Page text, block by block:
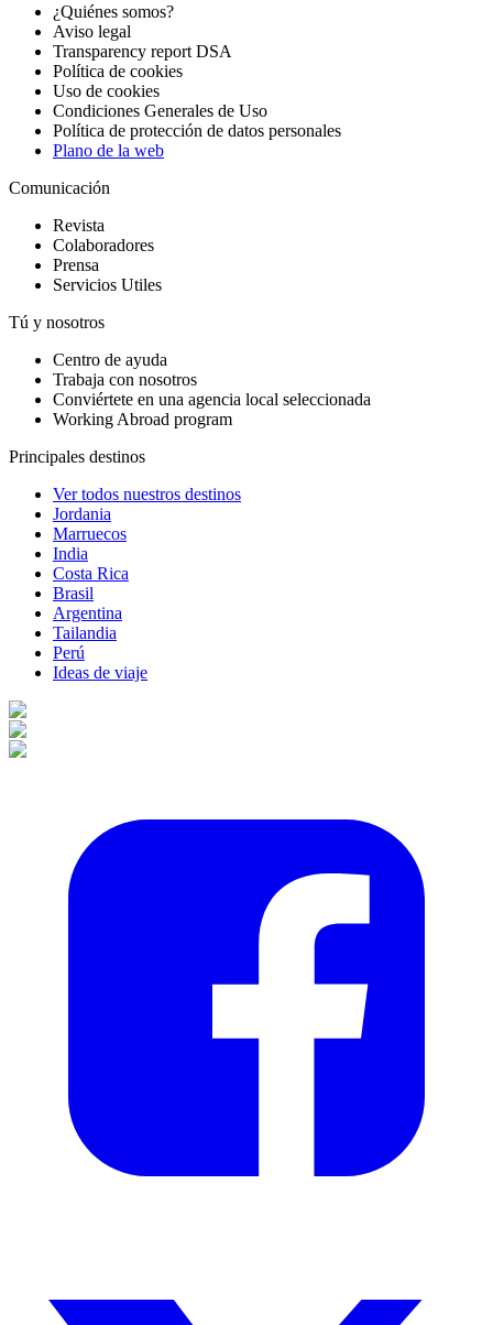
¿Quiénes somos?
Aviso legal
Transparency report DSA
Política de cookies
Uso de cookies
Condiciones Generales de Uso
Política de protección de datos personales
Plano de la web
Comunicación
Revista
Colaboradores
Prensa
Servicios Utiles
Tú y nosotros
Centro de ayuda
Trabaja con nosotros
Conviértete en una agencia local seleccionada
Working Abroad program
Principales destinos
Ver todos nuestros destinos
Jordania
Marruecos
India
Costa Rica
Brasil
Argentina
Tailandia
Perú
Ideas de viaje